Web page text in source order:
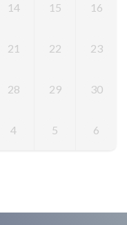
14 15 16
21 22 23
28 29 30
4 5 6